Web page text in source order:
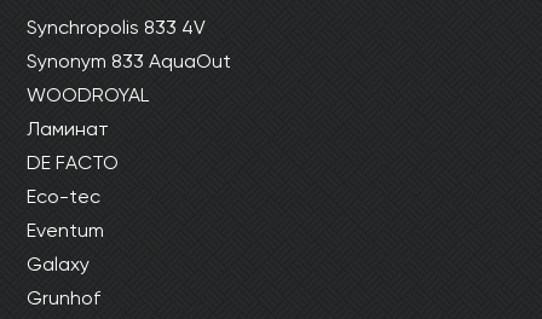
Synchropolis 833 4V
Synonym 833 AquaOut
WOODROYAL
Ламинат
DE FACTO
Eco-tec
Eventum
Galaxy
Grunhof